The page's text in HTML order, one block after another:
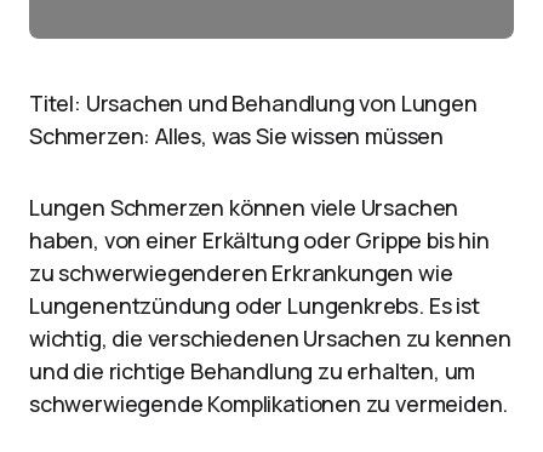
Titel: Ursachen und Behandlung von Lungen
Schmerzen: Alles, was Sie wissen müssen
Lungen Schmerzen können viele Ursachen
haben, von einer Erkältung oder Grippe bis hin
zu schwerwiegenderen Erkrankungen wie
Lungenentzündung oder Lungenkrebs. Es ist
wichtig, die verschiedenen Ursachen zu kennen
und die richtige Behandlung zu erhalten, um
schwerwiegende Komplikationen zu vermeiden.